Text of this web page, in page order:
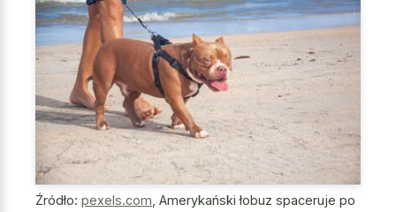
Źródło: pexels.com Amerykański łobuz spaceruje po